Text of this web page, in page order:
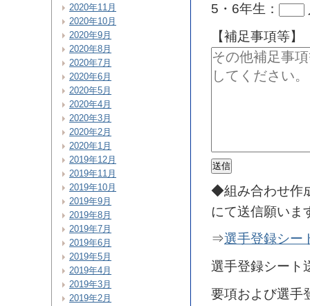
5・6年生：
【補足事項等】
◆組み合わせ作
にて送信願い
⇒選手登録シー
選手登録シー
要項および選手
2020年11月
2020年10月
2020年9月
2020年8月
2020年7月
2020年6月
2020年5月
2020年4月
2020年3月
2020年2月
2020年1月
2019年12月
2019年11月
2019年10月
2019年9月
2019年8月
2019年7月
2019年6月
2019年5月
2019年4月
2019年3月
2019年2月